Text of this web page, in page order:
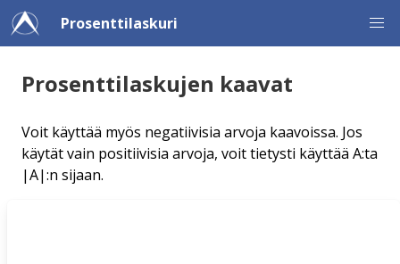
Prosenttilaskuri
Prosenttilaskujen kaavat
Voit käyttää myös negatiivisia arvoja kaavoissa. Jos
käytät vain positiivisia arvoja, voit tietysti käyttää A:ta
|A|:n sijaan.